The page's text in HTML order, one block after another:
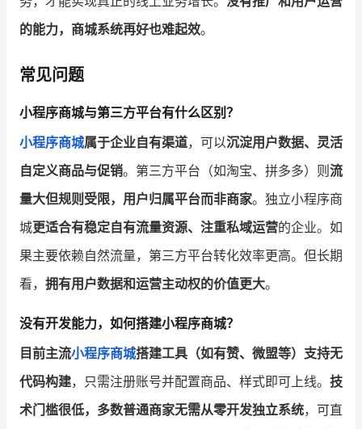
的能力，商城系统再好也难起效。
常见问题
小程序商城与第三方平台有什么区别？
小程序商城属于企业自有渠道，可以沉淀用户数据、灵活
自定义商品与促销。第三方平台（如淘宝、拼多多）则流
量大但规则受限，用户归属平台而非商家。独立小程序商
城更适合有稳定自有流量资源、注重私域运营的企业。如
果主要依赖自然流量，第三方平台转化效率更高。但长期
看， 拥有用户数据和运营主动权的价值更大。
没有开发能力，如何搭建小程序商城？
目前主流小程序商城搭建工具（如有赞、微盟等）支持无
代码构建，只需注册账号并配置商品、样式即可上线。 技
术门槛很低，多数普通商家无需从零开发独立系统，可直